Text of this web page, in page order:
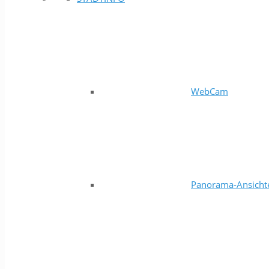
WebCam
Panorama-